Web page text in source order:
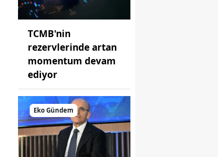
TCMB'nin
rezervlerinde artan
momentum devam
ediyor
Eko Gündem